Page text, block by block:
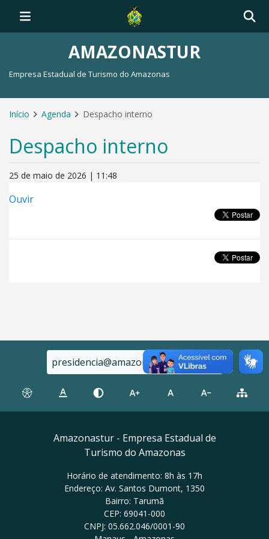
AMAZONASTUR
Empresa Estadual de Turismo do Amazonas
Início Agenda Despacho interno
Despacho interno
25 de maio de 2026 | 11:48
Ouvir
presidencia@amazonastur.am.gov.br
Amazonastur - Empresa Estadual de
Turismo do Amazonas
Horário de atendimento: 8h às 17h
Endereço: Av. Santos Dumont, 1350
Bairro: Tarumã
CEP: 69041-000
CNPJ: 05.662.046/0001-90